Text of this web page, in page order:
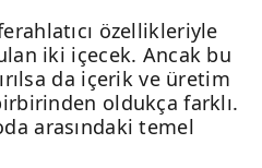
özellikleriyle
iki içecek. Ancak bu
da içerik ve üretim
oldukça farklı.
arasındaki temel